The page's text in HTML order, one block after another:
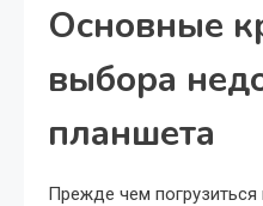
Основные
выбора
планшета
Прежде чем